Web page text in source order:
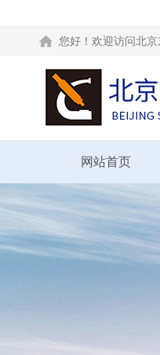
您好！欢迎访问北京
网站首页